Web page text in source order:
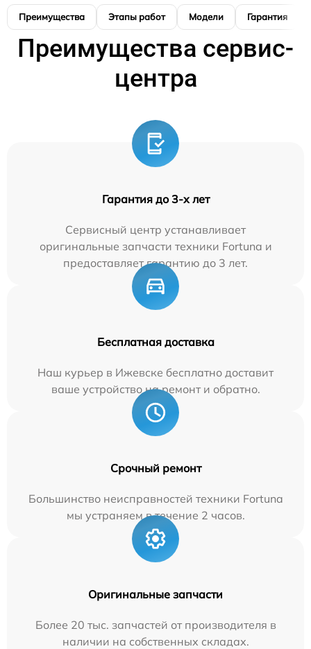
Преимущества Этапы работ Модели Гарантия
Преимущества сервис-
центра
Гарантия до 3-х лет
Сервисный центр устанавливает
оригинальные запчасти техники Fortuna и
предоставляет гарантию до 3 лет.
Бесплатная доставка
Наш курьер в Ижевске бесплатно доставит
ваше устройство на ремонт и обратно.
Срочный ремонт
Большинство неисправностей техники Fortuna
мы устраняем в течение 2 часов.
Оригинальные запчасти
Более 20 тыс. запчастей от производителя в
наличии на собственных складах.